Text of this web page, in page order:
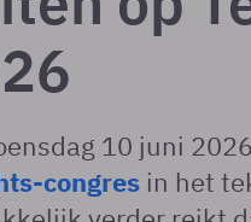
10 juni
congres in het